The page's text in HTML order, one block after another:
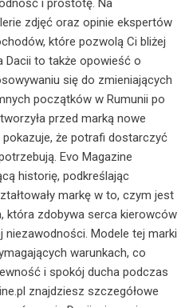
zdjęć oraz opinie ekspertów
które pozwolą Ci bliżej
Dacii to także opowieść o
się do zmieniających
początków w Rumunii po
przed marką nowe
że potrafi dostarczyć
Evo Magazine
historię, podkreślając
markę w to, czym jest
która zdobywa serca kierowców
niezawodności. Modele tej marki
warunkach, co
i spokój ducha podczas
znajdziesz szczegółowe